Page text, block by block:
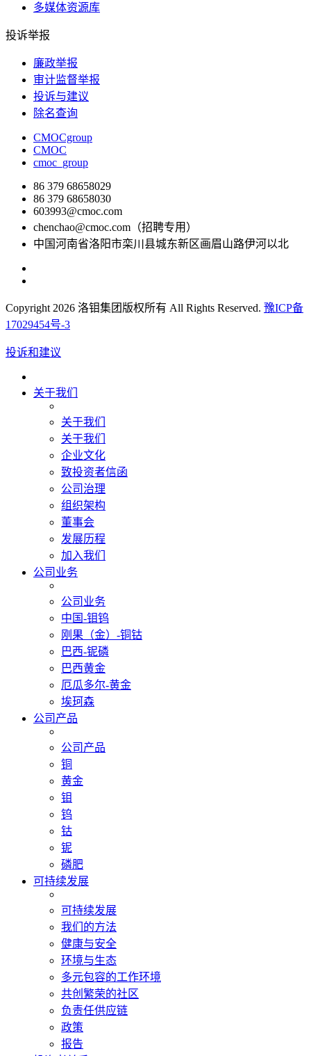
多媒体资源库
投诉举报
廉政举报
审计监督举报
投诉与建议
除名查询
CMOCgroup
CMOC
cmoc_group
86 379 68658029
86 379 68658030
603993@cmoc.com
chenchao@cmoc.com（招聘专用）
中国河南省洛阳市栾川县城东新区画眉山路伊河以北
Copyright 2026 洛钼集团版权所有 All Rights Reserved. 豫ICP备
17029454号-3
投诉和建议
关于我们
关于我们
关于我们
企业文化
致投资者信函
公司治理
组织架构
董事会
发展历程
加入我们
公司业务
公司业务
中国-钼钨
刚果（金）-铜钴
巴西-铌磷
巴西黄金
厄瓜多尔-黄金
埃珂森
公司产品
公司产品
铜
黄金
钼
钨
钴
铌
磷肥
可持续发展
可持续发展
我们的方法
健康与安全
环境与生态
多元包容的工作环境
共创繁荣的社区
负责任供应链
政策
报告